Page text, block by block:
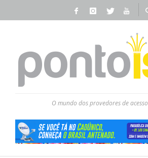
O mundo dos provedores de